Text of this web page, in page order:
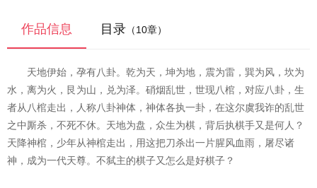
作品信息 目录 （10章）
天地伊始，孕有八卦。乾为天，坤为地，震为雷，巽为风，坎为
水，离为火，艮为山，兑为泽。硝烟乱世，世现八棺，对应八卦，生
者从八棺走出，人称八卦神体，神体各执一卦，在这尔虞我诈的乱世
之中厮杀，不死不休。天地为盘，众生为棋，背后执棋手又是何人？
天降神棺，少年从神棺走出，用这把刀杀出一片腥风血雨，屠尽诸
神，成为一代天尊。不弑主的棋子又怎么是好棋子？